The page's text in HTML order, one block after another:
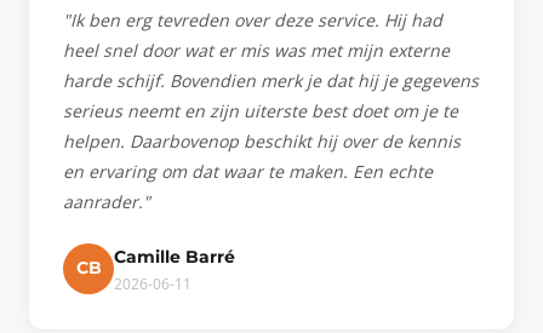
"Ik ben erg tevreden over deze service. Hij had
heel snel door wat er mis was met mijn externe
harde schijf. Bovendien merk je dat hij je gegevens
serieus neemt en zijn uiterste best doet om je te
helpen. Daarbovenop beschikt hij over de kennis
en ervaring om dat waar te maken. Een echte
aanrader."
CB Camille Barré
2026-06-11